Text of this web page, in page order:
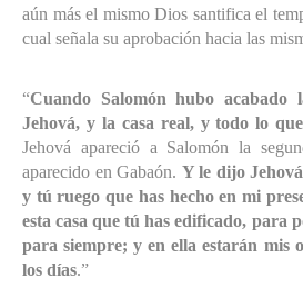
aún más el mismo Dios santifica el
cual señala su aprobación hacia las
“Cuando Salomón hubo
Jehová, y la casa real, y todo lo
Jehová apareció a Salomón la
aparecido en Gabaón. Y le dijo
y tú ruego que has hecho en mi
esta casa que tú has edificado, para
para siempre; y en ella estarán mis
los días.”